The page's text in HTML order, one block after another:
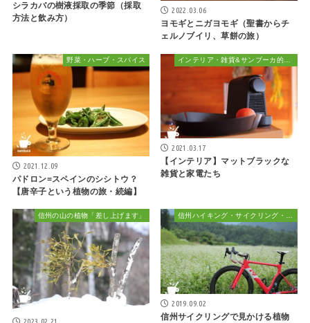
シラカバの樹液採取の季節（採取
方法と飲み方）
2022.03.06
ヨモギとニガヨモギ（聖書からチ
ェルノブイリ、草餅の旅）
野菜・ハーブ・スパイス
2021.12.09
パドロン=スペインのシシトウ？
【唐辛子という植物の旅・続編】
インテリア・雑貨&サンブーカ的おしゃれ
2021.03.17
【インテリア】マットブラックな
雑貨と家電たち
信州の山の植物「差し上げます」
2023.02.21
信州ハイキング・サイクリング・植物散策&おでかけ
2019.09.02
信州サイクリングで見かける植物